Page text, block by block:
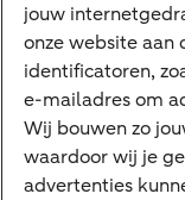
Cyber Veilig
Private
Interessant
Sectoren &
jouw
onze website aan
identificatoren,
e-mailadres om
Wij bouwen zo
waardoor wij je
advertenties